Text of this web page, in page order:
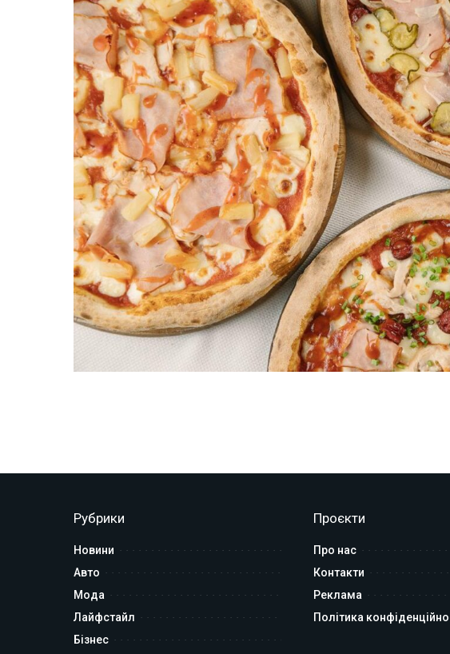
Рубрики
Новини
Авто
Мода
Лайфстайл
Бізнес
Проєкти
Про нас
Контакти
Реклама
Політика